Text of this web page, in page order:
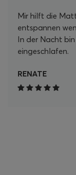
Mir hilft die
entspannen
In der Nacht
eingeschlafen.
RENATE